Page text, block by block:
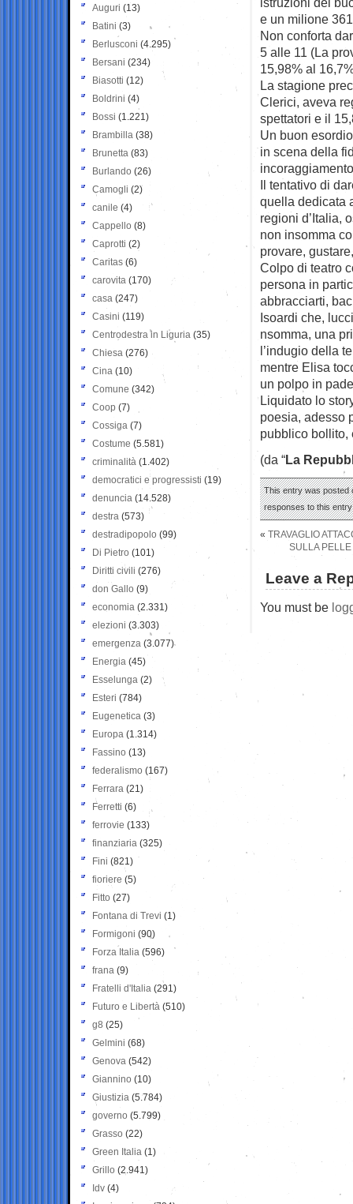
e un milione
Non conforta
5 alle 11 (La
15,98% al
La stagione
Clerici, aveva
spettatori e il
Un buon
in scena della
Il tentativo di
quella dedicata
regioni d’Italia,
non insomma
provare,
Colpo di teatro
persona in
abbracciarti,
Isoardi che,
nsomma, una
l’indugio della
mentre Elisa
un polpo in
Liquidato lo
poesia, adesso
pubblico bollito,
(da “La
This entry was posted
responses to this
« TRAVAGLIO
SULLA
Leave a
You must be
Auguri (13)
Batini (3)
Berlusconi (4.295)
Bersani (234)
Biasotti (12)
Boldrini (4)
Bossi (1.221)
Brambilla (38)
Brunetta (83)
Burlando (26)
Camogli (2)
canile (4)
Cappello (8)
Caprotti (2)
Caritas (6)
carovita (170)
casa (247)
Casini (119)
Centrodestra in Liguria (35)
Chiesa (276)
Cina (10)
Comune (342)
Coop (7)
Cossiga (7)
Costume (5.581)
criminalità (1.402)
democratici e progressisti (19)
denuncia (14.528)
destra (573)
destradipopolo (99)
Di Pietro (101)
Diritti civili (276)
don Gallo (9)
economia (2.331)
elezioni (3.303)
emergenza (3.077)
Energia (45)
Esselunga (2)
Esteri (784)
Eugenetica (3)
Europa (1.314)
Fassino (13)
federalismo (167)
Ferrara (21)
Ferretti (6)
ferrovie (133)
finanziaria (325)
Fini (821)
fioriere (5)
Fitto (27)
Fontana di Trevi (1)
Formigoni (90)
Forza Italia (596)
frana (9)
Fratelli d'Italia (291)
Futuro e Libertà (510)
g8 (25)
Gelmini (68)
Genova (542)
Giannino (10)
Giustizia (5.784)
governo (5.799)
Grasso (22)
Green Italia (1)
Grillo (2.941)
Idv (4)